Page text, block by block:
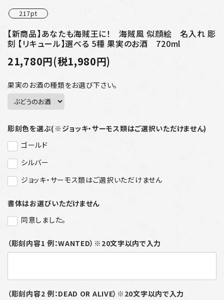
217pt
【新商品】あなたも海賊王に！ 海賊風 似顔絵 名入れ 彫
刻 【リキュール】選べる 5種 果実のお酒 720ml
21,780円(税1,980円)
果実のお酒の種類をお選び下さい。
彫刻色を選ぶ(※ジョッキ・サーモス類はご選択いただけません)
ゴールド
シルバー
ジョッキ・サーモス類はご選択いただけません
書体はお選びいただけません
同意しました。
（彫刻内容1 例：WANTED）※20文字以内で入力
（彫刻内容2 例：DEAD OR ALIVE）※20文字以内で入力